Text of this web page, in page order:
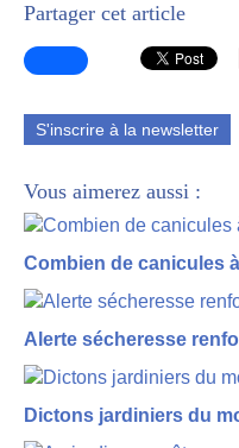
Partager cet article
S'inscrire à la newsletter
Vous aimerez aussi :
Combien de canicules
Alerte sécheresse
Dictons jardiniers du